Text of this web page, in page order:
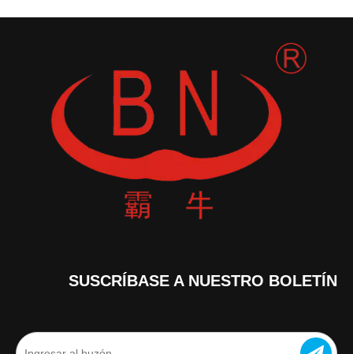
SUSCRÍBASE A NUESTRO BOLETÍN